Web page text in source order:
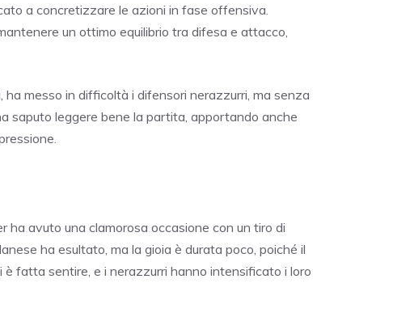
a concretizzare le azioni in fase offensiva.
un ottimo equilibrio tra difesa e attacco,
messo in difficoltà i difensori nerazzurri, ma senza
saputo leggere bene la partita, apportando anche
ha avuto una clamorosa occasione con un tiro di
ha esultato, ma la gioia è durata poco, poiché il
fatta sentire, e i nerazzurri hanno intensificato i loro